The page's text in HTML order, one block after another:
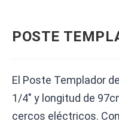
POSTE
El Poste Templador
1/4″ y longitud de
cercos eléctricos.